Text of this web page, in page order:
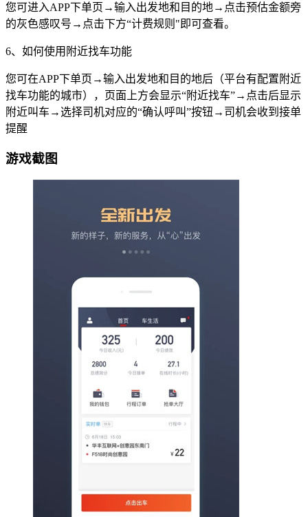
您可进入APP下单页→输入出发地和目的地→点击预估金额旁
的灰色感叹号→点击下方“计费规则"即可查看。
6、如何使用附近找车功能
您可在APP下单页→输入出发地和目的地后（平台有配置附近
找车功能的城市），页面上方会显示“附近找车”→点击后显示
附近叫车→选择司机对应的“确认呼叫”按钮→司机会收到接单
提醒
游戏截图